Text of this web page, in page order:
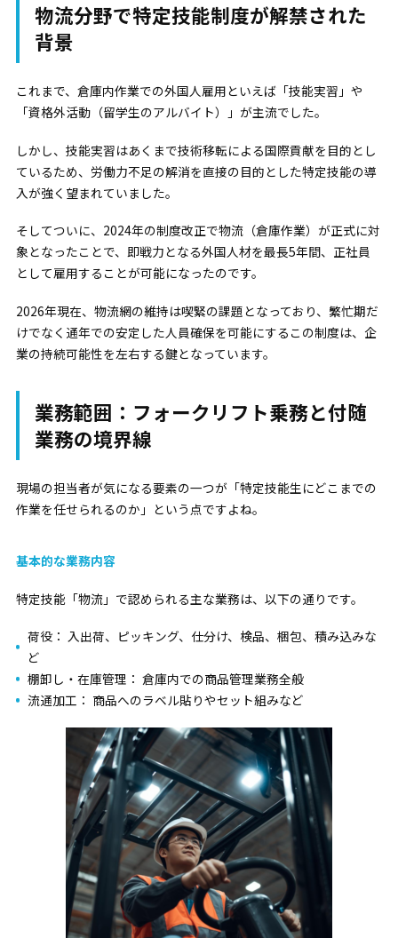
物流分野で特定技能制度が解禁された
背景
これまで、倉庫内作業での外国人雇用といえば「技能実習」や
「資格外活動（留学生のアルバイト）」が主流でした。
しかし、技能実習はあくまで技術移転による国際貢献を目的とし
ているため、労働力不足の解消を直接の目的とした特定技能の導
入が強く望まれていました。
そしてついに、2024年の制度改正で物流（倉庫作業）が正式に対
象となったことで、即戦力となる外国人材を最長5年間、正社員
として雇用することが可能になったのです。
2026年現在、物流網の維持は喫緊の課題となっており、繁忙期だ
けでなく通年での安定した人員確保を可能にするこの制度は、企
業の持続可能性を左右する鍵となっています。
業務範囲：フォークリフト乗務と付随
業務の境界線
現場の担当者が気になる要素の一つが「特定技能生にどこまでの
作業を任せられるのか」という点ですよね。
基本的な業務内容
特定技能「物流」で認められる主な業務は、以下の通りです。
荷役： 入出荷、ピッキング、仕分け、検品、梱包、積み込みな
ど
棚卸し・在庫管理： 倉庫内での商品管理業務全般
流通加工： 商品へのラベル貼りやセット組みなど